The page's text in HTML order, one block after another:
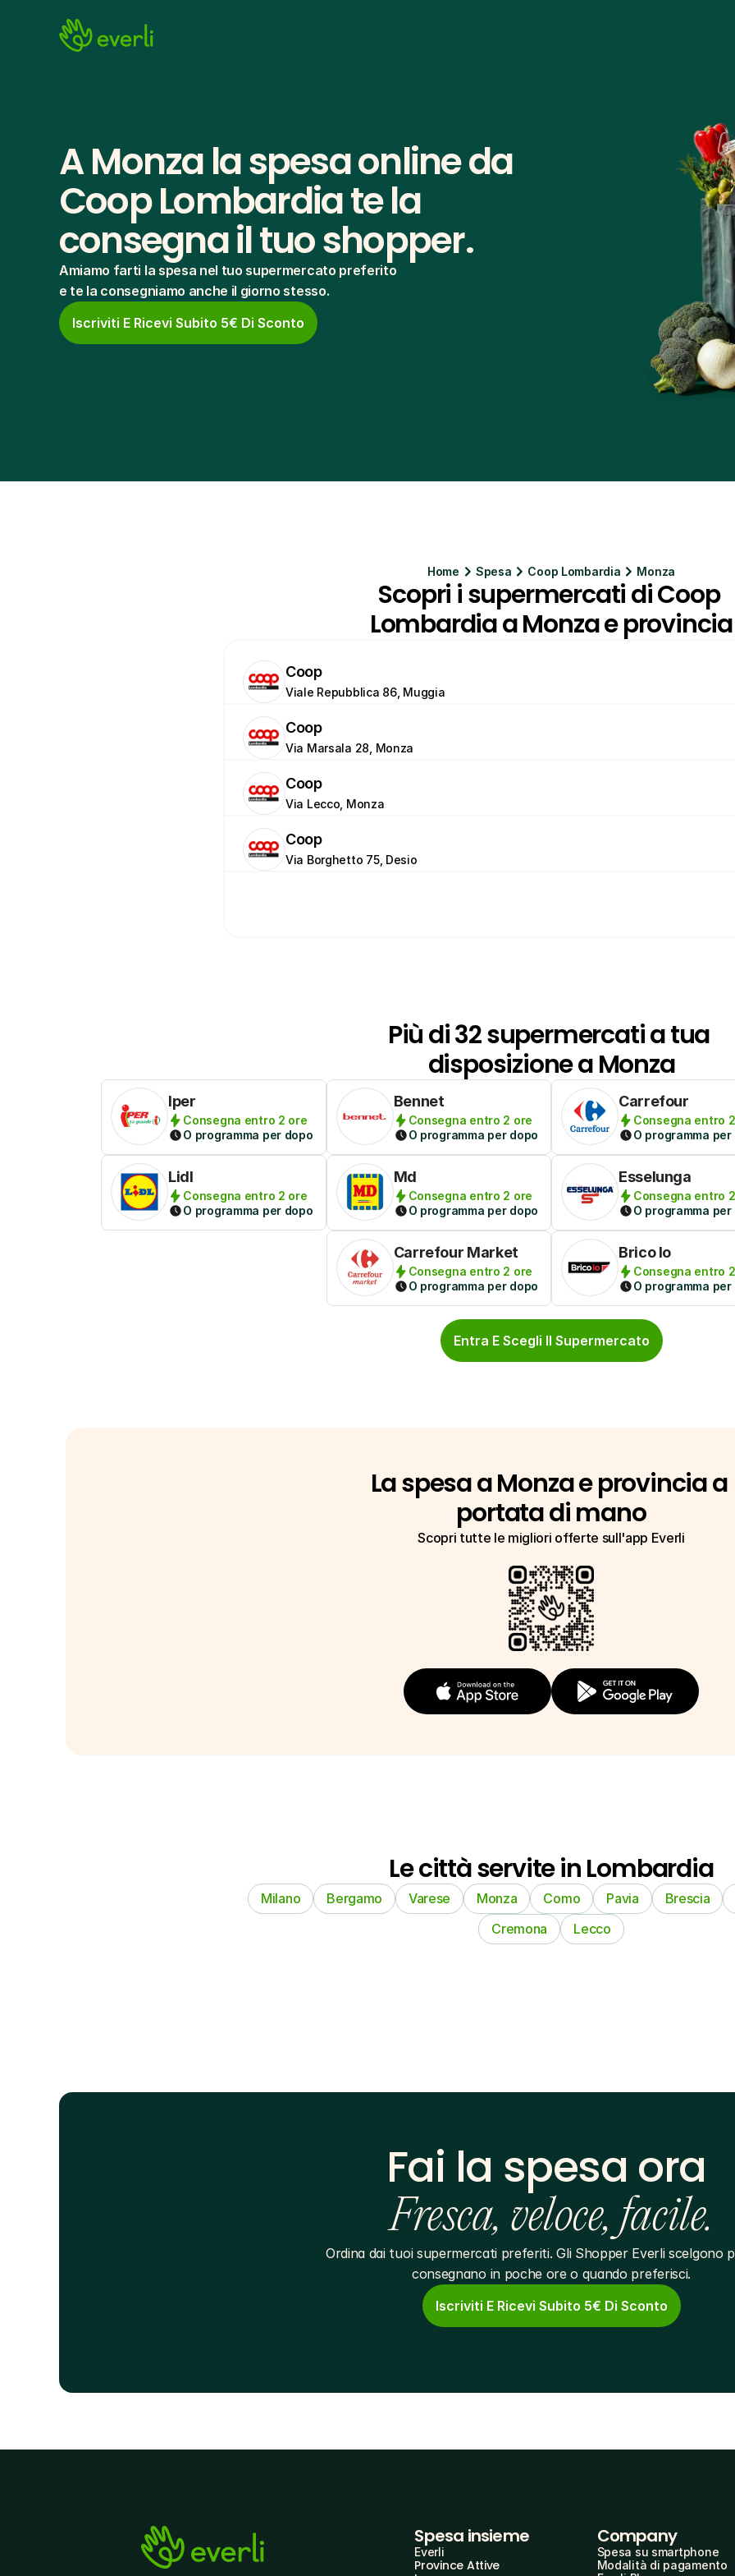
A Monza la spesa online da
Coop Lombardia te la
consegna il tuo shopper.
Amiamo farti la spesa nel tuo supermercato preferito
e te la consegniamo anche il giorno stesso.
Iscriviti E Ricevi Subito 5€ Di Sconto
Home Spesa Coop Lombardia Monza
Scopri i supermercati di Coop
Lombardia a Monza e provincia
Coop
Viale Repubblica 86, Muggia
Coop
Via Marsala 28, Monza
Coop
Via Lecco, Monza
Coop
Via Borghetto 75, Desio
Più di 32 supermercati a tua
disposizione a Monza
Iper
Consegna entro 2 ore
O programma per dopo
Bennet
Consegna entro 2 ore
O programma per dopo
Carrefour
Consegna entro
O programma per
Lidl
Consegna entro 2 ore
O programma per dopo
Md
Consegna entro 2 ore
O programma per dopo
Esselunga
Consegna entro
O programma per
Carrefour Market
Consegna entro 2 ore
O programma per dopo
Brico Io
Consegna entro
O programma per
Entra E Scegli Il Supermercato
La spesa a Monza e provincia a
portata di mano
Scopri tutte le migliori offerte sull'app Everli
Le città servite in Lombardia
Milano Bergamo Varese Monza Como Pavia
Brescia
Cremona
Lecco
Fai la spesa ora
Fresca, veloce, facile.
Ordina dai tuoi supermercati preferiti. Gli Shopper Everli scelgono
consegnano in poche ore o quando preferisci.
Iscriviti E Ricevi Subito 5€ Di Sconto
Spesa insieme
Everli
Province Attive
Company
Spesa su smartphone
Modalità di pagamento